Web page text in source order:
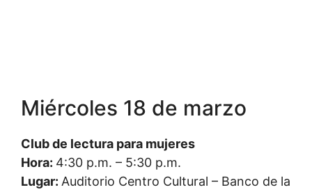
Miércoles 18 de marzo
Club de lectura para mujeres
Hora: 4:30 p.m. – 5:30 p.m.
Lugar: Auditorio Centro Cultural – Banco de la